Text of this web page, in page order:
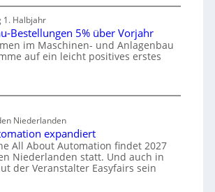
i
l
e
n
n
z
e
a
u
p
r
o
h
e
W
s
h
a
f
t
1. Halbjahr
Bestellungen 5% über Vorjahr
im Maschinen- und Anlagenbau
auf ein leicht positives erstes
Niederlanden
expandiert
All About Automation findet 2027
Niederlanden statt. Und auch in
der Veranstalter Easyfairs sein